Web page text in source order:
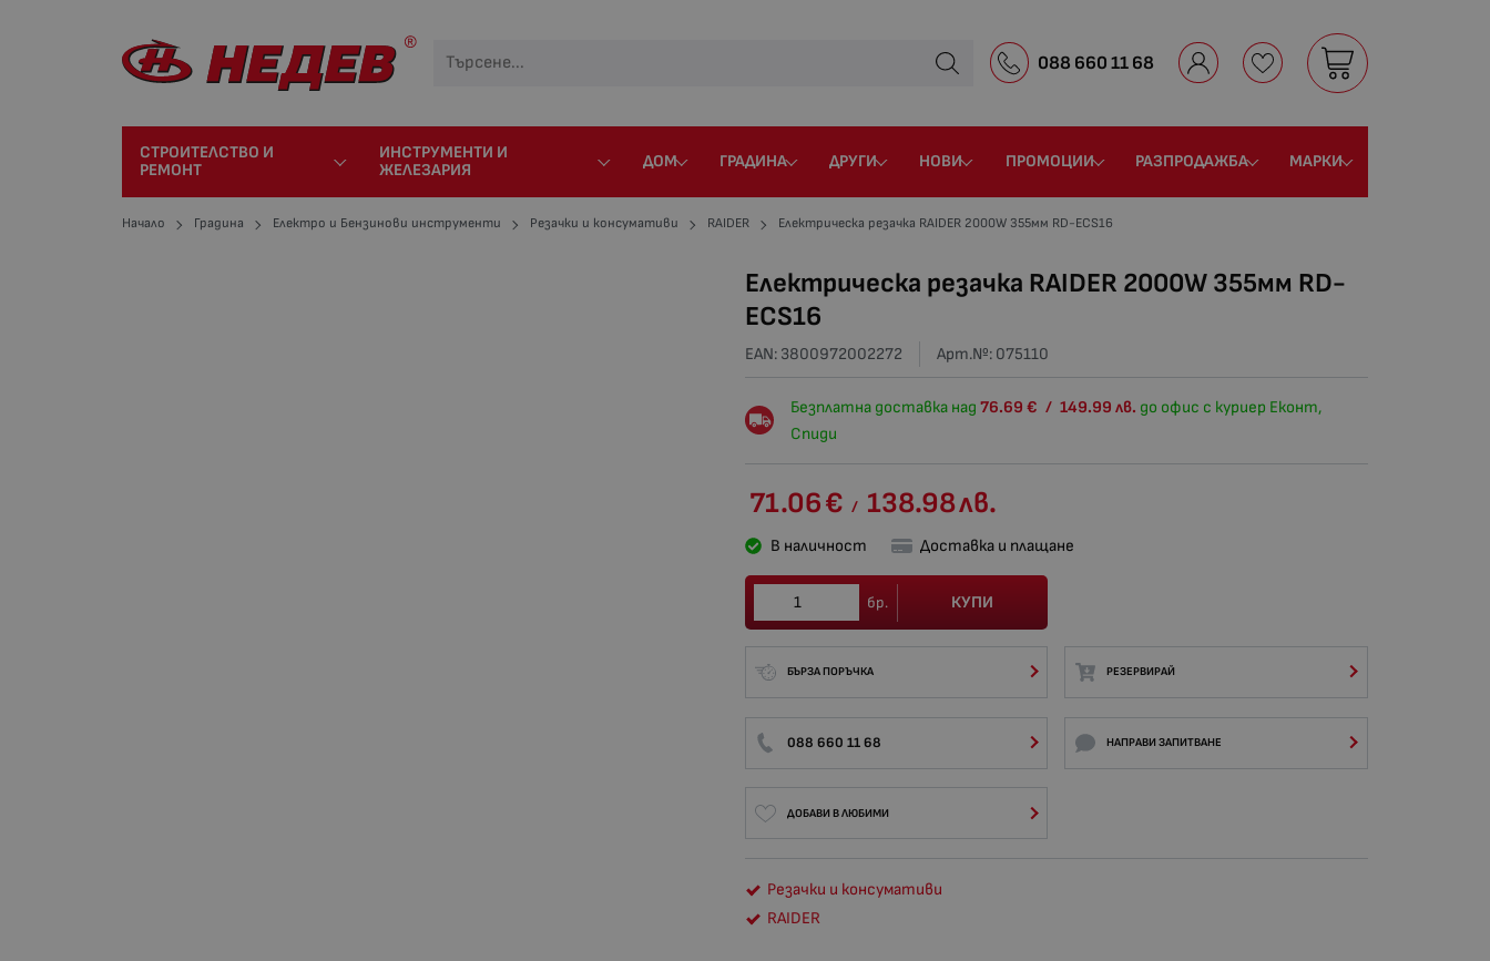
088 660 11 68
СТРОИТЕЛСТВО И
РЕМОНТ
ИНСТРУМЕНТИ И
ЖЕЛЕЗАРИЯ
ДОМ ГРАДИНА ДРУГИ НОВИ ПРОМОЦИИ РАЗПРОДАЖБА МАРКИ
Начало Градина Електро и Бензинови инструменти Резачки и консумативи RAIDER Електрическа резачка RAIDER 2000W 355мм RD-ECS16
Електрическа резачка RAIDER 2000W 355мм RD-
ECS16
EAN: 3800972002272 Арт.№: 075110
Безплатна доставка над76.69 € / 149.99 лв. до офис с куриер Еконт,
Спиди
71.06€ / 138.98лв.
В наличност Доставка и плащане
бр. КУПИ
БЪРЗА ПОРЪЧКА РЕЗЕРВИРАЙ
088 660 11 68 НАПРАВИ ЗАПИТВАНЕ
ДОБАВИ В ЛЮБИМИ
Резачки и консумативи
RAIDER